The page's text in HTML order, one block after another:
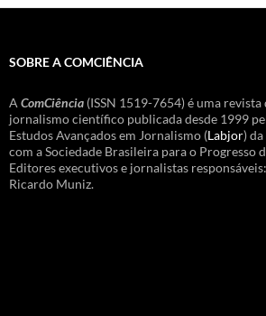
SOBRE A COMCIÊNCIA
A ComCiência (ISSN 1519-7654) é uma
jornalismo científico publicada desde 1999
Estudos Avançados em Jornalismo (Labjor) da
com a Sociedade Brasileira para o Progresso
Editores executivos e jornalistas
Ricardo Muniz.